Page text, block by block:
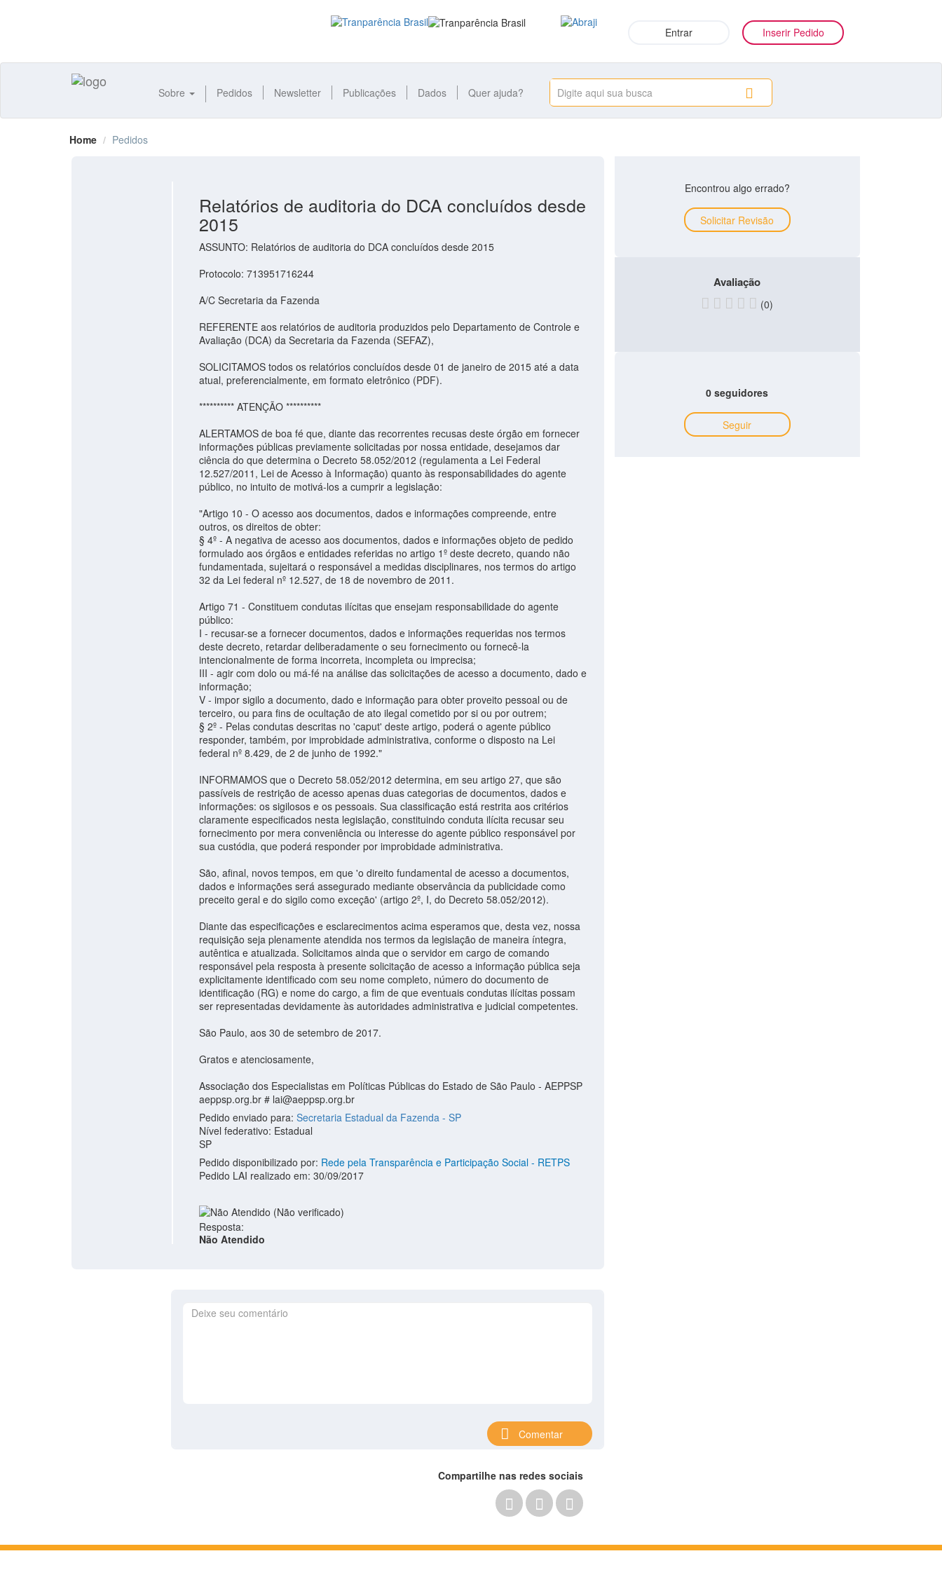
Entrar Inserir Pedido
Sobre Pedidos Newsletter Publicações Dados Quer ajuda?
Home Pedidos
Relatórios de auditoria do DCA concluídos desde
2015
ASSUNTO: Relatórios de auditoria do DCA concluídos desde 2015
Protocolo: 713951716244
A/C Secretaria da Fazenda
REFERENTE aos relatórios de auditoria produzidos pelo Departamento de Controle e
Avaliação (DCA) da Secretaria da Fazenda (SEFAZ),
SOLICITAMOS todos os relatórios concluídos desde 01 de janeiro de 2015 até a data
atual, preferencialmente, em formato eletrônico (PDF).
********** ATENÇÃO **********
ALERTAMOS de boa fé que, diante das recorrentes recusas deste órgão em fornecer
informações públicas previamente solicitadas por nossa entidade, desejamos dar
ciência do que determina o Decreto 58.052/2012 (regulamenta a Lei Federal
12.527/2011, Lei de Acesso à Informação) quanto às responsabilidades do agente
público, no intuito de motivá-los a cumprir a legislação:
"Artigo 10 - O acesso aos documentos, dados e informações compreende, entre
outros, os direitos de obter:
§ 4º - A negativa de acesso aos documentos, dados e informações objeto de pedido
formulado aos órgãos e entidades referidas no artigo 1º deste decreto, quando não
fundamentada, sujeitará o responsável a medidas disciplinares, nos termos do artigo
32 da Lei federal nº 12.527, de 18 de novembro de 2011.
Artigo 71 - Constituem condutas ilícitas que ensejam responsabilidade do agente
público:
I - recusar-se a fornecer documentos, dados e informações requeridas nos termos
deste decreto, retardar deliberadamente o seu fornecimento ou fornecê-la
intencionalmente de forma incorreta, incompleta ou imprecisa;
III - agir com dolo ou má-fé na análise das solicitações de acesso a documento, dado e
informação;
V - impor sigilo a documento, dado e informação para obter proveito pessoal ou de
terceiro, ou para fins de ocultação de ato ilegal cometido por si ou por outrem;
§ 2º - Pelas condutas descritas no 'caput' deste artigo, poderá o agente público
responder, também, por improbidade administrativa, conforme o disposto na Lei
federal nº 8.429, de 2 de junho de 1992."
INFORMAMOS que o Decreto 58.052/2012 determina, em seu artigo 27, que são
passíveis de restrição de acesso apenas duas categorias de documentos, dados e
informações: os sigilosos e os pessoais. Sua classificação está restrita aos critérios
claramente especificados nesta legislação, constituindo conduta ilícita recusar seu
fornecimento por mera conveniência ou interesse do agente público responsável por
sua custódia, que poderá responder por improbidade administrativa.
São, afinal, novos tempos, em que 'o direito fundamental de acesso a documentos,
dados e informações será assegurado mediante observância da publicidade como
preceito geral e do sigilo como exceção' (artigo 2º, I, do Decreto 58.052/2012).
Diante das especificações e esclarecimentos acima esperamos que, desta vez, nossa
requisição seja plenamente atendida nos termos da legislação de maneira íntegra,
autêntica e atualizada. Solicitamos ainda que o servidor em cargo de comando
responsável pela resposta à presente solicitação de acesso a informação pública seja
explicitamente identificado com seu nome completo, número do documento de
identificação (RG) e nome do cargo, a fim de que eventuais condutas ilícitas possam
ser representadas devidamente às autoridades administrativa e judicial competentes.
São Paulo, aos 30 de setembro de 2017.
Gratos e atenciosamente,
Associação dos Especialistas em Políticas Públicas do Estado de São Paulo - AEPPSP
aeppsp.org.br # lai@aeppsp.org.br
Pedido enviado para: Secretaria Estadual da Fazenda - SP
Nível federativo: Estadual
SP
Pedido disponibilizado por: Rede pela Transparência e Participação Social - RETPS
Pedido LAI realizado em: 30/09/2017
Resposta:
Não Atendido
Comentar
Encontrou algo errado?
Solicitar Revisão
Avaliação
(0)
0 seguidores
Seguir
Compartilhe nas redes sociais